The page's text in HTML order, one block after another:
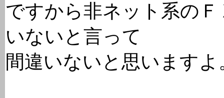
ですから非ネット系の
いないと言って
間違いないと思いますよ